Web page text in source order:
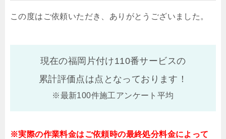
この度はご依頼いただき、ありがとうございました。
現在の福岡片付け110番サービスの
累計評価点は点となっております！
※最新100件施工アンケート平均
※実際の作業料金はご依頼時の最終処分料金によって